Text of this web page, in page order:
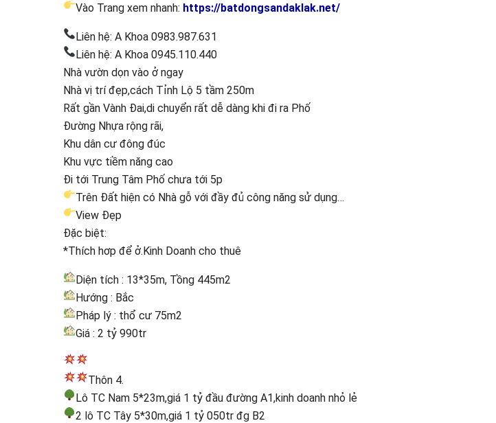
Vào Trang xem nhanh: https://batdongsandaklak.net/
Liên hệ: A Khoa 0983.987.631
Liên hệ: A Khoa 0945.110.440
Nhà vườn dọn vào ở ngay
Nhà vị trí đẹp,cách Tỉnh Lộ 5 tầm 250m
Rất gần Vành Đai,di chuyển rất dễ dàng khi đi ra Phố
Đường Nhựa rộng rãi,
Khu dân cư đông đúc
Khu vực tiềm năng cao
Đi tới Trung Tâm Phố chưa tới 5p
Trên Đất hiện có Nhà gỗ với đầy đủ công năng sử dụng…
View Đẹp
Đặc biệt:
*Thích hơp để ở.Kinh Doanh cho thuê
Diện tích : 13*35m, Tồng 445m2
Hướng : Bắc
Pháp lý : thổ cư 75m2
Giá : 2 tỷ 990tr
Thôn 4.
Lô TC Nam 5*23m,giá 1 tỷ đầu đường A1,kinh doanh nhỏ lẻ
2 lô TC Tây 5*30m,giá 1 tỷ 050tr đg B2